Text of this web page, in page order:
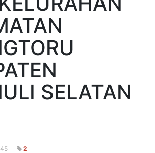
SELATAN
2